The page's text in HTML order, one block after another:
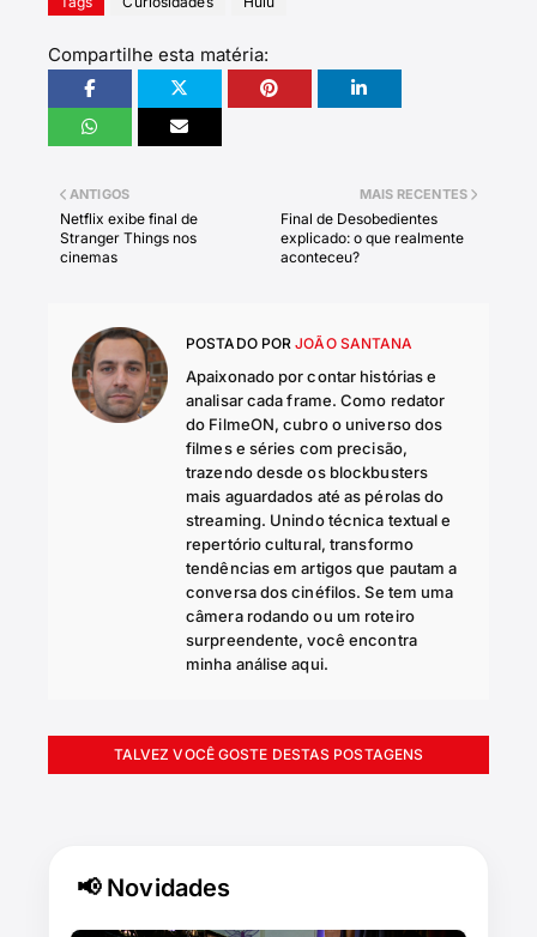
Compartilhe esta matéria:
MAIS RECENTES
Final de Desobedientes
explicado: o que realmente
aconteceu?
ANTIGOS
Netflix exibe final de
Stranger Things nos
cinemas
POSTADO POR JOÃO SANTANA
Apaixonado por contar histórias e
analisar cada frame. Como redator
do FilmeON, cubro o universo dos
filmes e séries com precisão,
trazendo desde os blockbusters
mais aguardados até as pérolas do
streaming. Unindo técnica textual e
repertório cultural, transformo
tendências em artigos que pautam a
conversa dos cinéfilos. Se tem uma
câmera rodando ou um roteiro
surpreendente, você encontra
minha análise aqui.
TALVEZ VOCÊ GOSTE DESTAS POSTAGENS
📢 Novidades